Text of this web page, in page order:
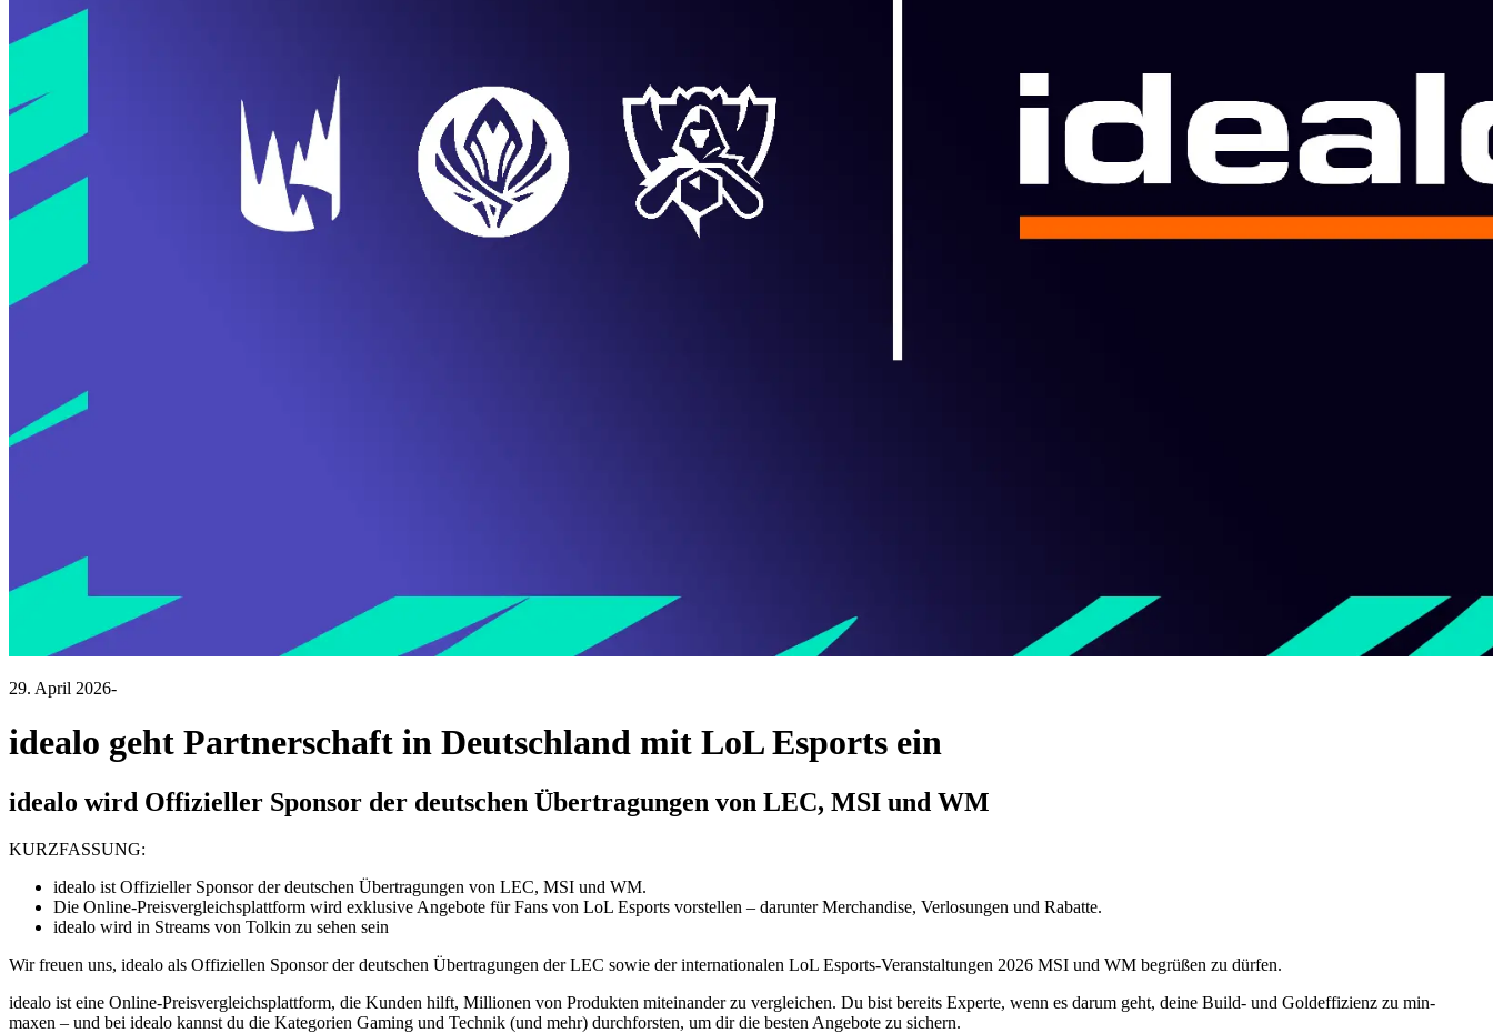
29. April 2026-
idealo geht Partnerschaft in Deutschland mit LoL Esports ein
idealo wird Offizieller Sponsor der deutschen Übertragungen von LEC, MSI und WM
KURZFASSUNG:
idealo ist Offizieller Sponsor der deutschen Übertragungen von LEC, MSI und WM.
Die Online-Preisvergleichsplattform wird exklusive Angebote für Fans von LoL Esports vorstellen – darunter Merchandise, Verlosungen und Rabatte.
idealo wird in Streams von Tolkin zu sehen sein
Wir freuen uns, idealo als Offiziellen Sponsor der deutschen Übertragungen der LEC sowie der internationalen LoL Esports-Veranstaltungen 2026 MSI und WM begrüßen zu dürfen.
idealo ist eine Online-Preisvergleichsplattform, die Kunden hilft, Millionen von Produkten miteinander zu vergleichen. Du bist bereits Experte, wenn es darum geht, deine Build- und Goldeffizienz zu min-
maxen – und bei idealo kannst du die Kategorien Gaming und Technik (und mehr) durchforsten, um dir die besten Angebote zu sichern.